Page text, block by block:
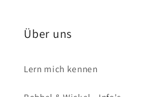
Über uns
Lern mich kennen